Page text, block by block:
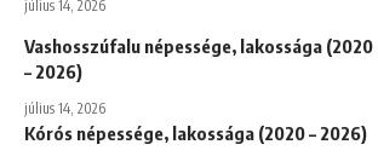
július 14, 2026
Vashosszúfalu népessége, lakossága (2020
– 2026)
július 14, 2026
Kórós népessége, lakossága (2020 – 2026)